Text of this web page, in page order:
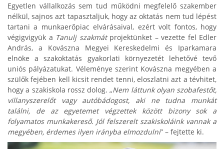
Egyetlen vállalkozás sem tud működni megfelelő szakember
nélkül, sajnos azt tapasztaljuk, hogy az oktatás nem tud lépést
tartani a munkaerőpiac elvárásaival, ezért volt fontos, hogy
végigvigyük a Tanulj szakmátprojektünket – vezette fel Edler
András, a Kovászna Megyei Kereskedelmi és Iparkamara
elnöke a szakoktatás gyakorlati környezetét lehetővé tevő
uniós pályázatukat. Véleménye szerint Kovászna megyében a
szülők fejében kell kicsit rendet tenni, eloszlatni azt a tévhitet,
hogy a szakiskola rossz dolog. „Nem láttunk olyan szobafestőt,
villanyszerelőt vagy autóbádogost, aki ne tudna munkát
találni, de az egyetemet végzettek között bizony sok a
folyamatos munkakereső. Jól felszerelt szakiskoláink vannak a
megyében, érdemes ilyen irányba elmozdulni” – fejtette ki.